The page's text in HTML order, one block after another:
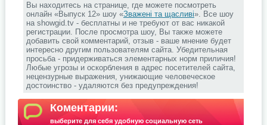
Вы находитесь на странице, где можете посмотреть
онлайн «Выпуск 12» шоу «Зважені та щасливі». Все шоу
на showgid.tv - бесплатны и не требуют от вас никакой
регистрации. После просмотра шоу, Вы также можете
добавить свой комментарий, отзыв - ваше мнение будет
интересно другим пользователям сайта. Убедительная
просьба - придерживаться элементарных норм приличия!
Любые угрозы и оскорбления в адрес посетителей сайта,
нецензурные выражения, унижающие человеческое
достоинство - удаляются без предупреждения!
Коментарии:
выберите для себя удобную социальную сеть